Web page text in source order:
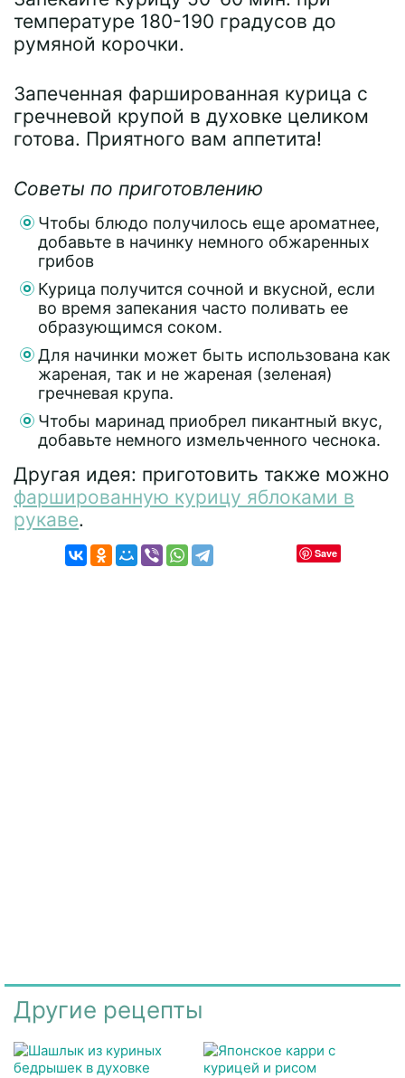
температуре 180-190 градусов до
румяной корочки.
Запеченная фаршированная курица с
гречневой крупой в духовке целиком
готова. Приятного вам аппетита!
Советы по приготовлению
Чтобы блюдо получилось еще ароматнее,
добавьте в начинку немного обжаренных
грибов
Курица получится сочной и вкусной, если
во время запекания часто поливать ее
образующимся соком.
Для начинки может быть использована как
жареная, так и не жареная (зеленая)
гречневая крупа.
Чтобы маринад приобрел пикантный вкус,
добавьте немного измельченного чеснока.
Другая идея: приготовить также можно
фаршированную курицу яблоками в
рукаве.
Save
Другие рецепты